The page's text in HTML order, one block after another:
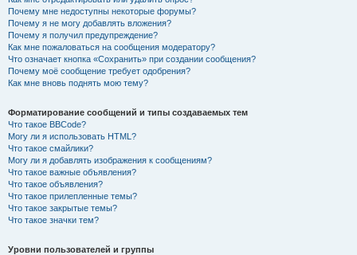
Почему мне недоступны некоторые форумы?
Почему я не могу добавлять вложения?
Почему я получил предупреждение?
Как мне пожаловаться на сообщения модератору?
Что означает кнопка «Сохранить» при создании сообщения?
Почему моё сообщение требует одобрения?
Как мне вновь поднять мою тему?
Форматирование сообщений и типы создаваемых тем
Что такое BBCode?
Могу ли я использовать HTML?
Что такое смайлики?
Могу ли я добавлять изображения к сообщениям?
Что такое важные объявления?
Что такое объявления?
Что такое прилепленные темы?
Что такое закрытые темы?
Что такое значки тем?
Уровни пользователей и группы